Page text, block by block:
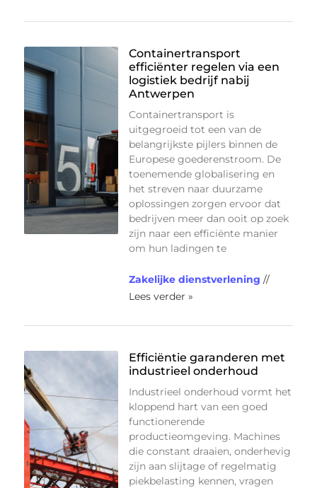
Containertransport
efficiënter regelen via een
logistiek bedrijf nabij
Antwerpen
Containertransport is
uitgegroeid tot een van de
belangrijkste pijlers binnen de
Europese goederenstroom. De
toenemende globalisering en
het streven naar duurzame
oplossingen zorgen ervoor dat
bedrijven meer dan ooit op zoek
zijn naar een efficiënte manier
om hun ladingen te
Zakelijke dienstverlening //
Lees verder »
Efficiëntie garanderen met
industrieel onderhoud
Industrieel onderhoud vormt het
kloppend hart van een goed
functionerende
productieomgeving. Machines
die constant draaien, onderhevig
zijn aan slijtage of regelmatig
piekbelasting kennen, vragen